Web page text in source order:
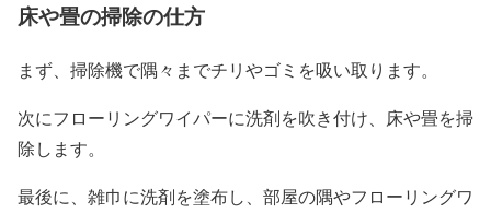
床や畳の掃除の仕方
まず、掃除機で隅々までチリやゴミを吸い取ります。
次にフローリングワイパーに洗剤を吹き付け、床や畳を掃
除します。
最後に、雑巾に洗剤を塗布し、部屋の隅やフローリングワ